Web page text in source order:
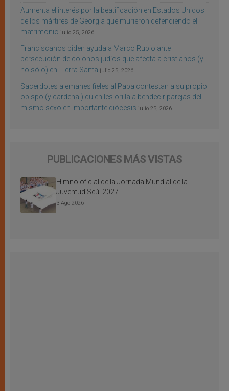
Aumenta el interés por la beatificación en Estados Unidos
de los mártires de Georgia que murieron defendiendo el
matrimonio julio 25, 2026
Franciscanos piden ayuda a Marco Rubio ante
persecución de colonos judíos que afecta a cristianos (y
no sólo) en Tierra Santa julio 25, 2026
Sacerdotes alemanes fieles al Papa contestan a su propio
obispo (y cardenal) quien les orilla a bendecir parejas del
mismo sexo en importante diócesis julio 25, 2026
PUBLICACIONES MÁS VISTAS
Himno oficial de la Jornada Mundial de la
Juventud Seúl 2027
3 Ago 2026